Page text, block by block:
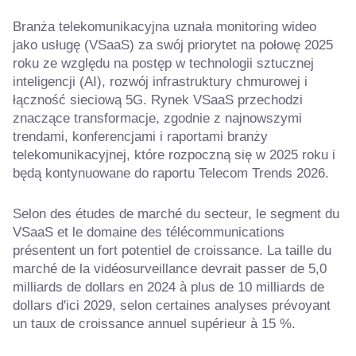
Branża telekomunikacyjna uznała monitoring wideo
jako usługę (VSaaS) za swój priorytet na połowę 2025
roku ze względu na postęp w technologii sztucznej
inteligencji (AI), rozwój infrastruktury chmurowej i
łączność sieciową 5G. Rynek VSaaS przechodzi
znaczące transformacje, zgodnie z najnowszymi
trendami, konferencjami i raportami branży
telekomunikacyjnej, które rozpoczną się w 2025 roku i
będą kontynuowane do raportu Telecom Trends 2026.
Selon des études de marché du secteur, le segment du
VSaaS et le domaine des télécommunications
présentent un fort potentiel de croissance. La taille du
marché de la vidéosurveillance devrait passer de 5,0
milliards de dollars en 2024 à plus de 10 milliards de
dollars d'ici 2029, selon certaines analyses prévoyant
un taux de croissance annuel supérieur à 15 %.